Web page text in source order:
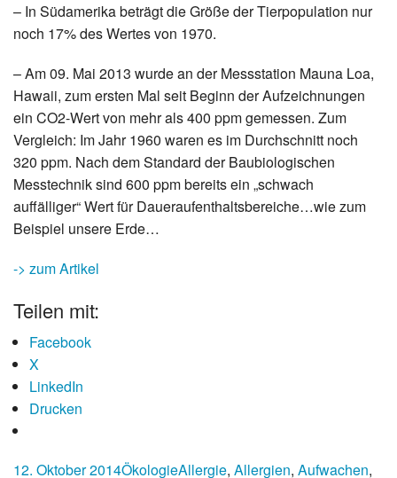
– In Südamerika beträgt die Größe der Tierpopulation nur
noch 17% des Wertes von 1970.
– Am 09. Mai 2013 wurde an der Messstation Mauna Loa,
Hawaii, zum ersten Mal seit Beginn der Aufzeichnungen
ein CO2-Wert von mehr als 400 ppm gemessen. Zum
Vergleich: Im Jahr 1960 waren es im Durchschnitt noch
320 ppm. Nach dem Standard der Baubiologischen
Messtechnik sind 600 ppm bereits ein „schwach
auffälliger“ Wert für Daueraufenthaltsbereiche…wie zum
Beispiel unsere Erde…
-> zum Artikel
Teilen mit:
Facebook
X
LinkedIn
Drucken
12. Oktober 2014ÖkologieAllergie, Allergien, Aufwachen,